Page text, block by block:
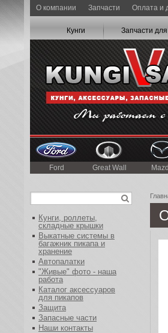
О компании Запчасти Оплата и
Кунги Запчасти для
Ford Great Wall
Кунги, роллеты,
складные крышки
Выкатные системы в
багажник пикапа и
хранение
Автопалатки
"Живые" фото - наша
работа
Каталог аксессуаров
для пикапов
Защита
Запасные части
Наши контакты